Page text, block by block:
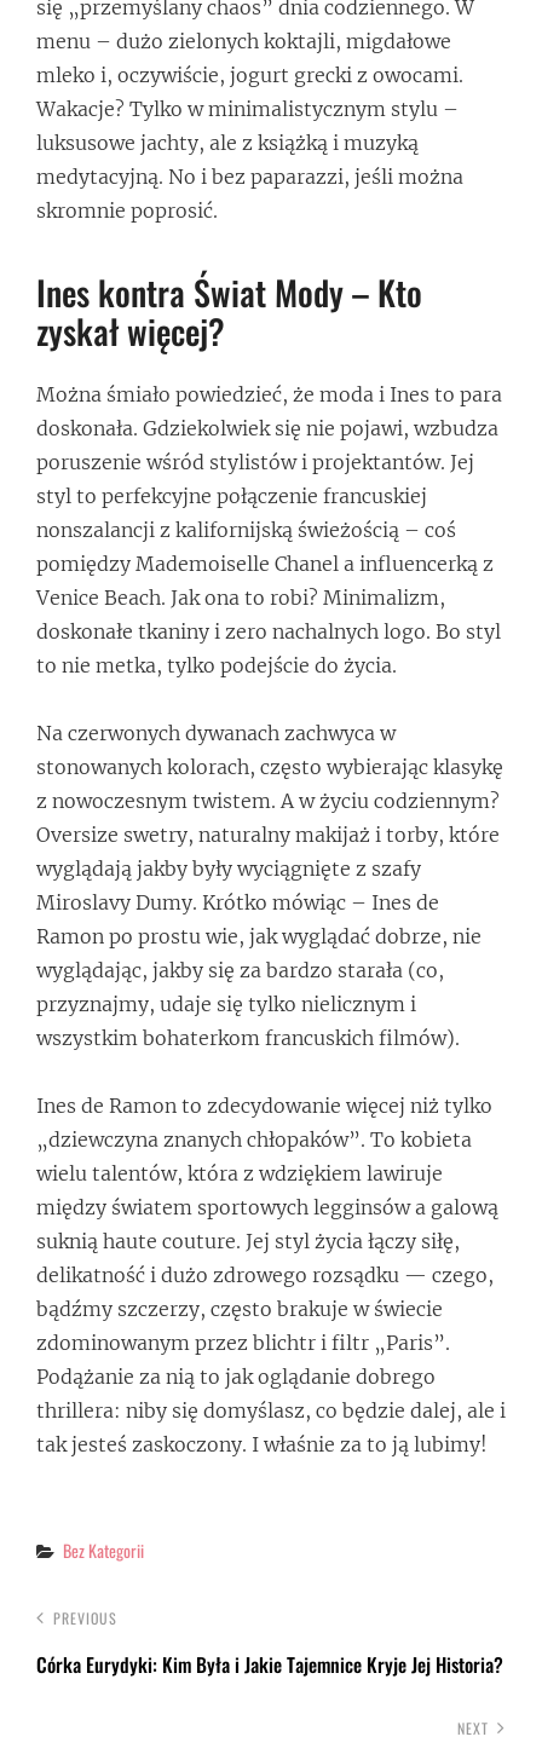
się „przemyślany chaos” dnia codziennego. W
menu – dużo zielonych koktajli, migdałowe
mleko i, oczywiście, jogurt grecki z owocami.
Wakacje? Tylko w minimalistycznym stylu –
luksusowe jachty, ale z książką i muzyką
medytacyjną. No i bez paparazzi, jeśli można
skromnie poprosić.
Ines kontra Świat Mody – Kto
zyskał więcej?
Można śmiało powiedzieć, że moda i Ines to para
doskonała. Gdziekolwiek się nie pojawi, wzbudza
poruszenie wśród stylistów i projektantów. Jej
styl to perfekcyjne połączenie francuskiej
nonszalancji z kalifornijską świeżością – coś
pomiędzy Mademoiselle Chanel a influencerką z
Venice Beach. Jak ona to robi? Minimalizm,
doskonałe tkaniny i zero nachalnych logo. Bo styl
to nie metka, tylko podejście do życia.
Na czerwonych dywanach zachwyca w
stonowanych kolorach, często wybierając klasykę
z nowoczesnym twistem. A w życiu codziennym?
Oversize swetry, naturalny makijaż i torby, które
wyglądają jakby były wyciągnięte z szafy
Miroslavy Dumy. Krótko mówiąc – Ines de
Ramon po prostu wie, jak wyglądać dobrze, nie
wyglądając, jakby się za bardzo starała (co,
przyznajmy, udaje się tylko nielicznym i
wszystkim bohaterkom francuskich filmów).
Ines de Ramon to zdecydowanie więcej niż tylko
„dziewczyna znanych chłopaków”. To kobieta
wielu talentów, która z wdziękiem lawiruje
między światem sportowych legginsów a galową
suknią haute couture. Jej styl życia łączy siłę,
delikatność i dużo zdrowego rozsądku — czego,
bądźmy szczerzy, często brakuje w świecie
zdominowanym przez blichtr i filtr „Paris”.
Podążanie za nią to jak oglądanie dobrego
thrillera: niby się domyślasz, co będzie dalej, ale i
tak jesteś zaskoczony. I właśnie za to ją lubimy!
Categories
Bez Kategorii
PREVIOUS
Córka Eurydyki: Kim Była i Jakie Tajemnice Kryje Jej Historia?
NEXT